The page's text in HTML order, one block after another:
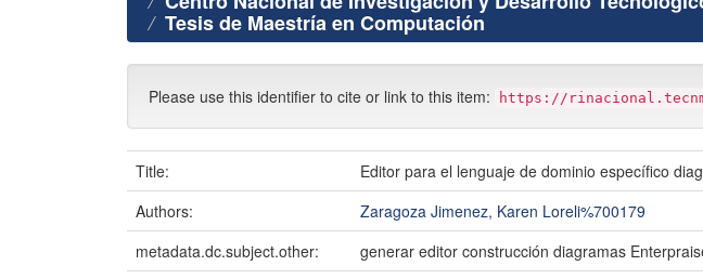
Tesis de Maestría en Computación
Please use this identifier to cite or link to this item: https://
Title:
Editor para el lenguaje de dominio específico
Authors:
Zaragoza Jimenez, Karen Loreli%700179
metadata.dc.subject.other:
generar editor construcción diagramas